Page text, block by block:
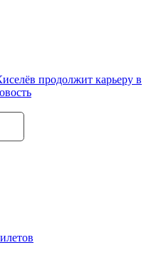
продолжит карьеру в